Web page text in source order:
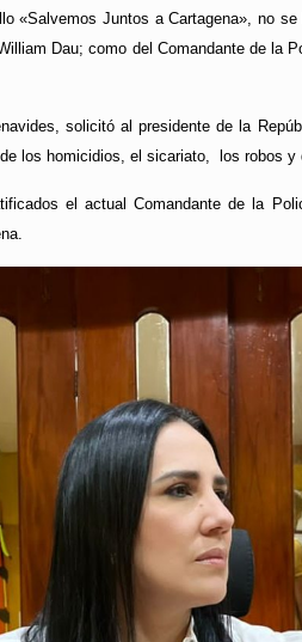
«Salvemos Juntos a Cartagena», no
Dau; como del Comandante de la
solicitó al presidente de la
los homicidios, el sicariato, los robos
el actual Comandante de la